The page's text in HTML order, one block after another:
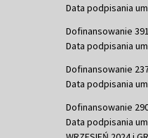
Data podpisania
Dofinansowanie
Data podpisania
Dofinansowanie
Data podpisania
Dofinansowanie
Data podpisania